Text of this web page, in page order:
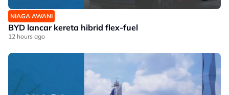
NIAGA AWANI
BYD lancar kereta hibrid flex-fuel
12 hours ago